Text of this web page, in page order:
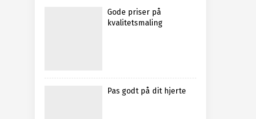
Gode priser på
kvalitetsmaling
Pas godt på dit hjerte